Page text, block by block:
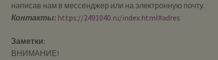
написав нам в мессенджер или на электронную почту.
Контакты: https://2491040.ru/index.html#adres
Заметки:
ВНИМАНИЕ!